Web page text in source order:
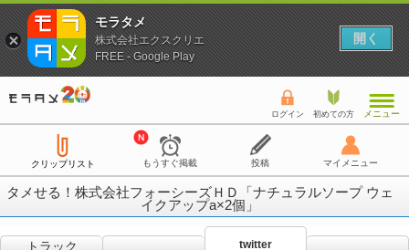
ログイン 初めての方 メニュー
クリップリスト もうすぐ掲載 投稿 マイメニュー
タメせる！株式会社フォーシーズＨＤ「ナチュラルソープ ウェ
イクアップa×2個」
トラック
twitter
モラタメ
株式会社エクスクリエ
FREE - Google Play
開く